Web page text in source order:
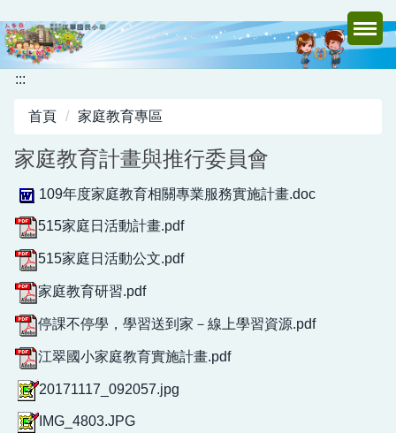
到
主
要
:::
首頁 家庭教育專區
家庭教育計畫與推行委員會
109年度家庭教育相關專業服務實施計畫.doc
515家庭日活動計畫.pdf
515家庭日活動公文.pdf
家庭教育研習.pdf
停課不停學，學習送到家－線上學習資源.pdf
江翠國小家庭教育實施計畫.pdf
20171117_092057.jpg
IMG_4803.JPG